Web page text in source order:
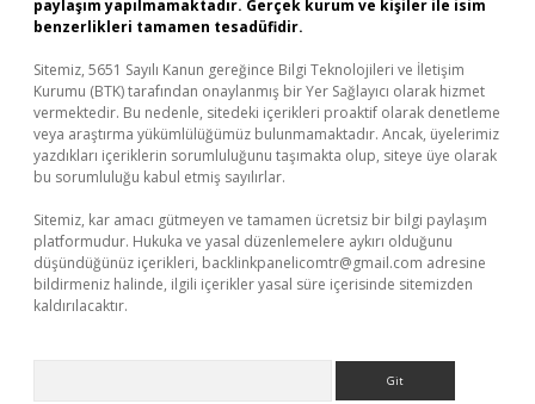
paylaşım yapılmamaktadır. Gerçek kurum ve kişiler ile isim
benzerlikleri tamamen tesadüfidir.
Sitemiz, 5651 Sayılı Kanun gereğince Bilgi Teknolojileri ve İletişim
Kurumu (BTK) tarafından onaylanmış bir Yer Sağlayıcı olarak hizmet
vermektedir. Bu nedenle, sitedeki içerikleri proaktif olarak denetleme
veya araştırma yükümlülüğümüz bulunmamaktadır. Ancak, üyelerimiz
yazdıkları içeriklerin sorumluluğunu taşımakta olup, siteye üye olarak
bu sorumluluğu kabul etmiş sayılırlar.
Sitemiz, kar amacı gütmeyen ve tamamen ücretsiz bir bilgi paylaşım
platformudur. Hukuka ve yasal düzenlemelere aykırı olduğunu
düşündüğünüz içerikleri, backlinkpanelicomtr@gmail.com adresine
bildirmeniz halinde, ilgili içerikler yasal süre içerisinde sitemizden
kaldırılacaktır.